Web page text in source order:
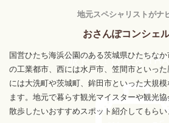
旅ドキ！ひたち
地元スペシャリストがナ
おさんぽコンシェ
国営ひたち海浜公園のある茨城県ひたちな
の工業都市、西には水戸市、笠間市といっ
には大洗町や茨城町、鉾田市といった大規
ます。地元で暮らす観光マイスターや観光
散歩したいおすすめスポット紹介してもらい